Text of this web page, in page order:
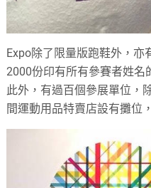
Expo除了限量版跑鞋外，亦
2000份印有所有參賽者姓名
此外，有過百個參展單位，
間運動用品特賣店設有攤位